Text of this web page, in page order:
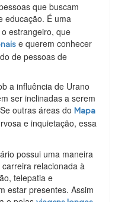
que buscam
educação. É uma
estrangeiro, que
e querem conhecer
de pessoas de
a influência de Urano
ser inclinadas a serem
outras áreas doMapa
e inquietação, essa
possui uma maneira
relacionada à
telepatia e
estar presentes. Assim